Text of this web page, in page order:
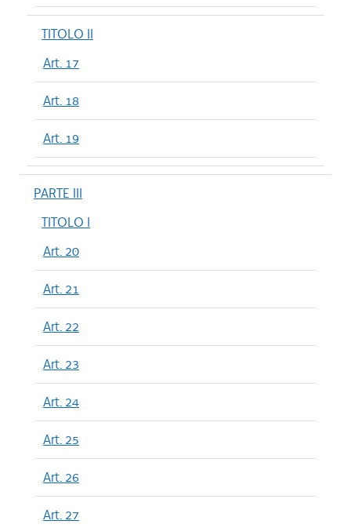
TITOLO II
Art. 17
Art. 18
Art. 19
PARTE III
TITOLO I
Art. 20
Art. 21
Art. 22
Art. 23
Art. 24
Art. 25
Art. 26
Art. 27